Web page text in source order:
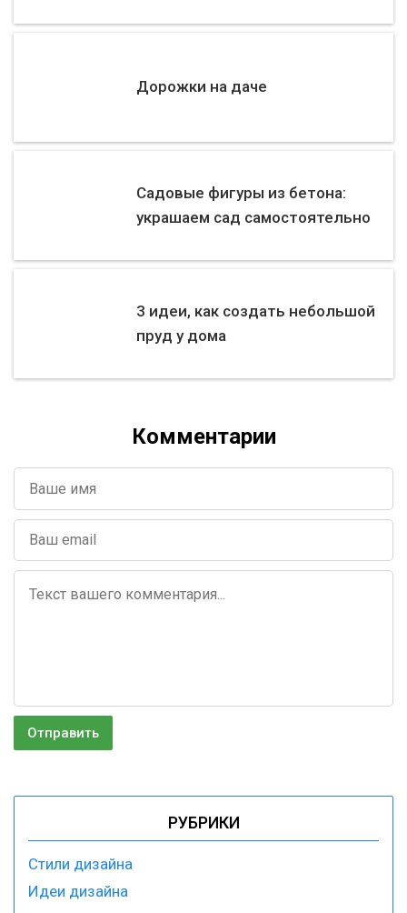
РУБРИКИ
Стили дизайна
Идеи дизайна
Дорожки на даче
Садовые фигуры из бетона:
украшаем сад самостоятельно
3 идеи, как создать небольшой
пруд у дома
Комментарии